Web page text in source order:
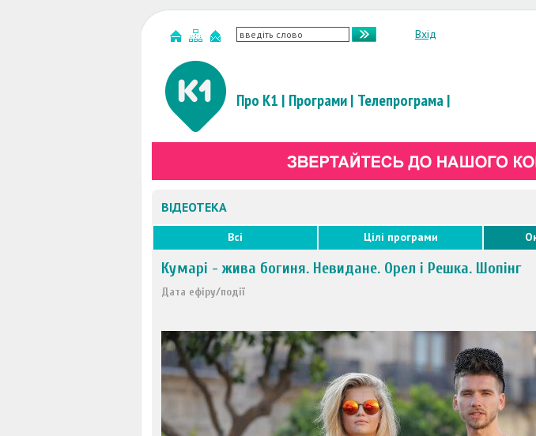
Вхід
Про К1 | Програми| Телепрограма|
ВІДЕОТЕКА
Всі Цілі програми
Кумарі - жива богиня. Невидане. Орел і Решка. Шопінг
Дата ефіру/події